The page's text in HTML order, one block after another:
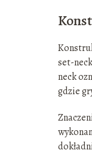
set-
neck
gdzie